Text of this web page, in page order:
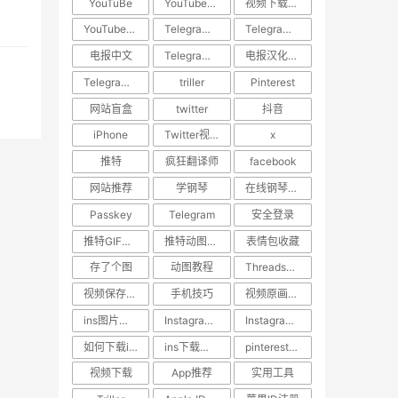
YouTuBe
YouTube视频下载
视频下载教程
YouTube视频搬运
​Telegram汉化
Telegram中文设置
电报中文
Telegram使用技巧
电报汉化方法
Telegram教程
triller
Pinterest
网站盲盒
twitter
抖音
iPhone
Twitter视频去水印
x
推特
疯狂翻译师
facebook
网站推荐
学钢琴
在线钢琴学习网站
Passkey
Telegram
安全登录
推特GIF存图
推特动图保存
表情包收藏
存了个图
动图教程
Threads教程
视频保存技巧
手机技巧
视频原画质下载
ins图片下载
Instagram图片保存
Instagram内容下载
如何下载ins照片
ins下载助手
pinterest视频下载
视频下载
App推荐
实用工具